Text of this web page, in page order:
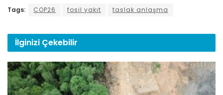
Tags: COP26 fosil yakıt taslak anlaşma
İlginizi Çekebilir